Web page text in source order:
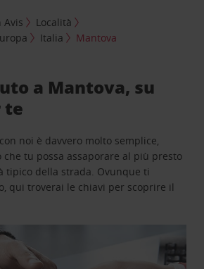
Avis
Località
Italia Mantova
a Mantova, su
te
noi è davvero molto semplice,
tu possa assaporare al più presto
tipico della strada. Ovunque ti
qui troverai le chiavi per scoprire il